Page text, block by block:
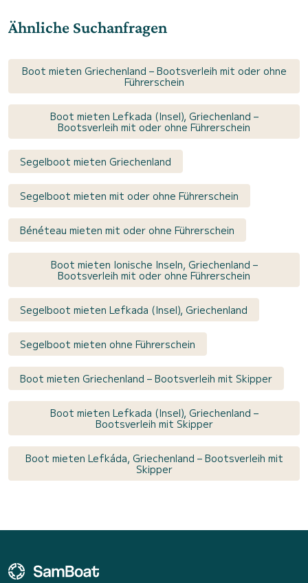
Ähnliche Suchanfragen
Boot mieten Griechenland – Bootsverleih mit oder ohne
Führerschein
Boot mieten Lefkada (Insel), Griechenland –
Bootsverleih mit oder ohne Führerschein
Segelboot mieten Griechenland
Segelboot mieten mit oder ohne Führerschein
Bénéteau mieten mit oder ohne Führerschein
Boot mieten Ionische Inseln, Griechenland –
Bootsverleih mit oder ohne Führerschein
Segelboot mieten Lefkada (Insel), Griechenland
Segelboot mieten ohne Führerschein
Boot mieten Griechenland – Bootsverleih mit Skipper
Boot mieten Lefkada (Insel), Griechenland –
Bootsverleih mit Skipper
Boot mieten Lefkáda, Griechenland – Bootsverleih mit
Skipper